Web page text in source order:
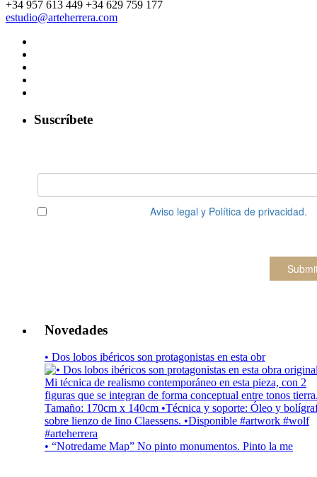
+34 957 613 449 +34 629 759 177
estudio@arteherrera.com
Suscríbete
Novedades
• Dos lobos ibéricos son protagonistas en esta obr
• “Notredame Map” No pinto monumentos. Pinto la me